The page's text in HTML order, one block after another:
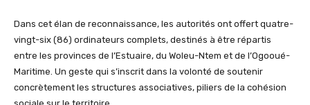
Dans cet élan de reconnaissance, les autorités ont offert quatre-
vingt-six (86) ordinateurs complets, destinés à être répartis
entre les provinces de l’Estuaire, du Woleu-Ntem et de l’Ogooué-
Maritime. Un geste qui s’inscrit dans la volonté de soutenir
concrètement les structures associatives, piliers de la cohésion